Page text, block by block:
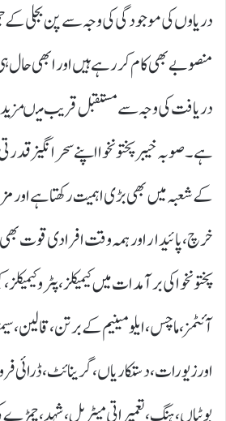
دریاوں کی موجودگی کی وجہ سے پن بجلی
منصوبے بھی کام کر رہے ہیں اور ابھی
دریافت کی وجہ سے مستقبل قریب میںمزید
ہے۔ صوبہ خیبر پختونخوا اپنے سحر انگیز
کے شعبہ میں بھی بڑی اہمیت رکھتا ہے اور
خرچ،پائیدار اور ہمہ وقت افرادی قوت
پختونخواکی برآمدات میں کیمیکلز، پٹروکیمیکلز،
آئٹمز،ماچس،ایلومینیم کے
اورزیورات، دستکاریاں، گرینائٹ،ڈرائی